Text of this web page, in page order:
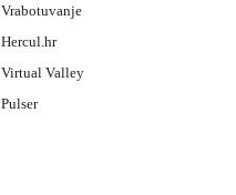
Vrabotuvanje
Hercul.hr
Virtual Valley
Pulser